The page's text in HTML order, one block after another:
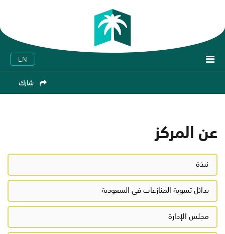
EN
شارك
عن المركز
نبذة
بدائل تسوية المنازعات في السعودية
مجلس الإدارة